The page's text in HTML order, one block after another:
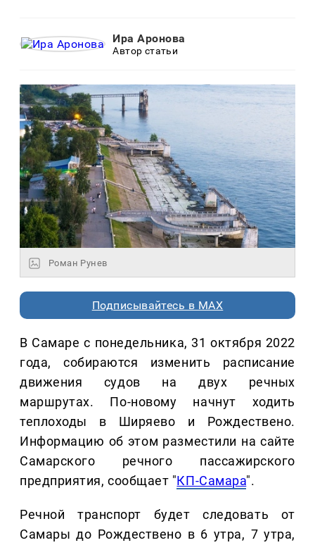
Ира Аронова
Автор статьи
Роман Рунев
Подписывайтесь в MAX
В Самаре с понедельника, 31 октября 2022
года, собираются изменить расписание
движения судов на двух речных
маршрутах. По-новому начнут ходить
теплоходы в Ширяево и Рождествено.
Информацию об этом разместили на сайте
Самарского речного пассажирского
предприятия, сообщает "КП-Самара".
Речной транспорт будет следовать от
Самары до Рождествено в 6 утра, 7 утра,